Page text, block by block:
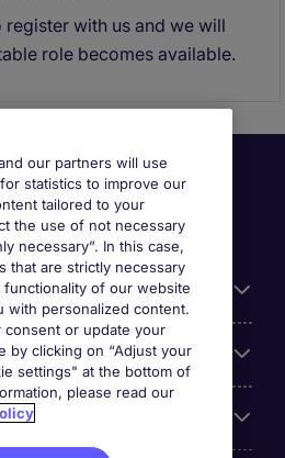
register with us and we will
role becomes available.
our partners will use
statistics to improve our
tailored to your
the use of not necessary
necessary”. In this case,
that are strictly necessary
of our website
with personalized content.
or update your
by clicking on “Adjust your
settings" at the bottom of
please read our